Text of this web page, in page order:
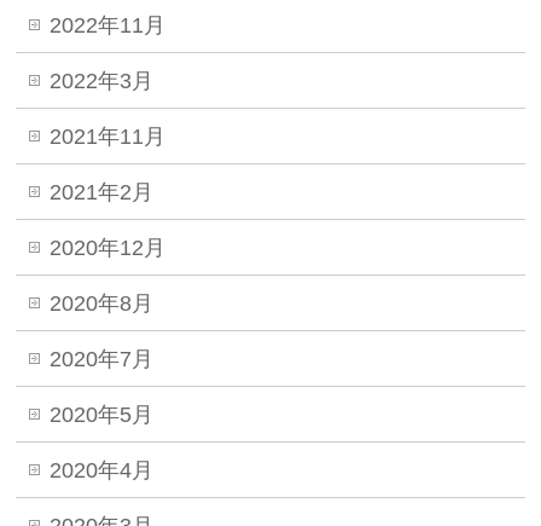
2022年11月
2022年3月
2021年11月
2021年2月
2020年12月
2020年8月
2020年7月
2020年5月
2020年4月